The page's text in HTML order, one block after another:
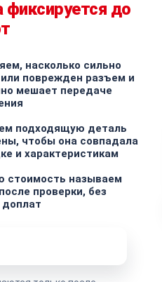
фиксируется до
насколько сильно
поврежден разъем и
мешает передаче
подходящую деталь
чтобы она совпадала
и характеристикам
стоимость называем
проверки, без